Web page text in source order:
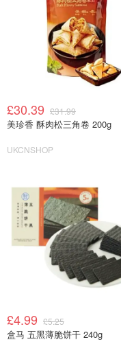
£30.39 £31.99
美珍香 酥肉松三角卷 200g
UKCNSHOP
£4.99 £5.25
盒马 五黑薄脆饼干 240g